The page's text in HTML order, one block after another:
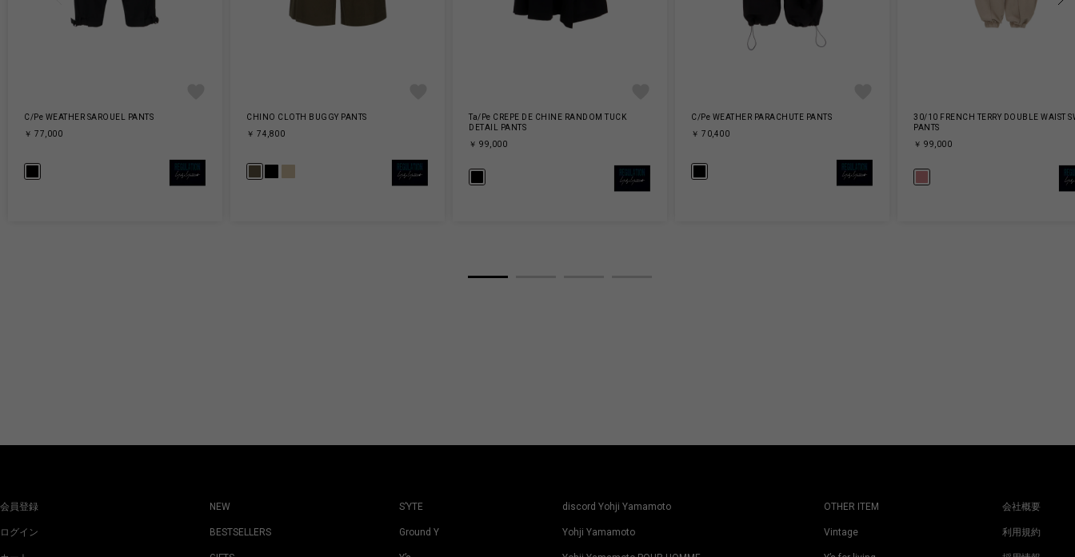
C/Pe WEATHER SAROUEL PANTS
￥ 77,000
CHINO CLOTH BUGGY PANTS
￥ 74,800
Ta/Pe CREPE DE CHINE RANDOM TUCK
DETAIL PANTS
￥ 99,000
C/Pe WEATHER PARACHUTE PANTS
￥ 70,400
30/10 FRENCH TERRY DOUBLE WAIST
PANTS
￥ 99,000
会員登録
ログイン
NEW
BESTSELLERS
S’YTE
Ground Y
discord Yohji Yamamoto
Yohji Yamamoto
OTHER ITEM
Vintage
会社概要
利用規約